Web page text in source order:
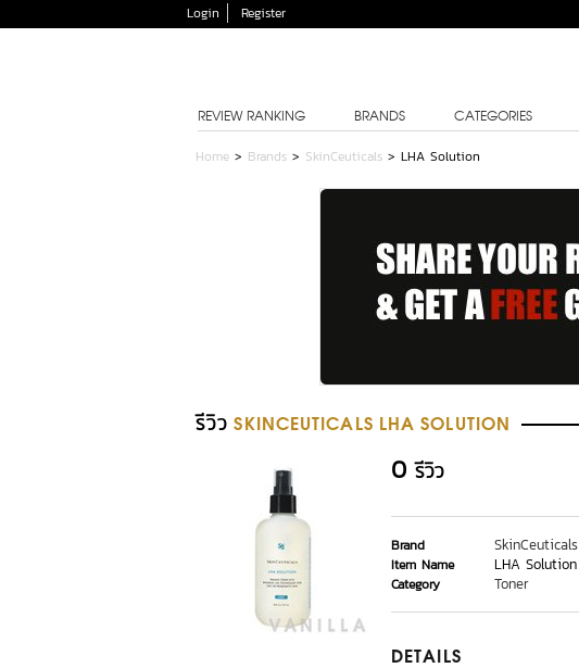
Login Register
REVIEW RANKING BRANDS CATEGORIES
Home > Brands > SkinCeuticals > LHA Solution
รีวิว SKINCEUTICALS LHA SOLUTION
0 รีวิว
Brand SkinCeuticals
Item Name LHA Solution
Category Toner
DETAILS